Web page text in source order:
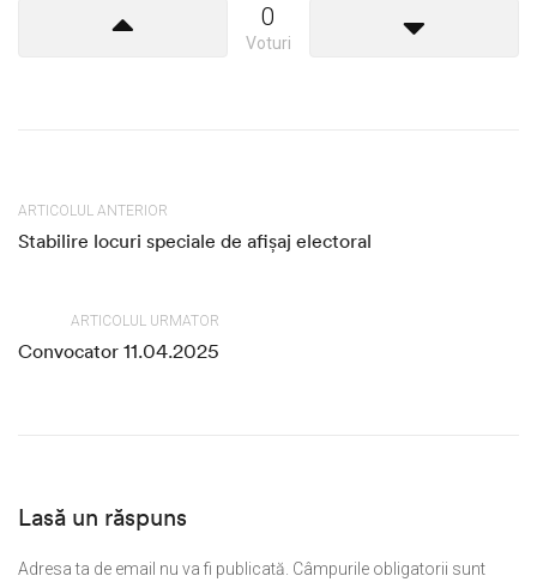
0
Voturi
ARTICOLUL ANTERIOR
Stabilire locuri speciale de afișaj electoral
ARTICOLUL URMATOR
Convocator 11.04.2025
Lasă un răspuns
Adresa ta de email nu va fi publicată. Câmpurile obligatorii sunt